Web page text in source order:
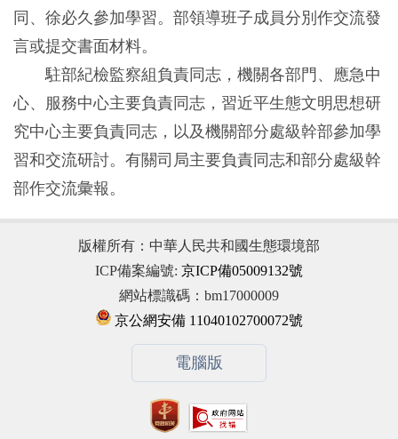
同、徐必久參加學習。部領導班子成員分別作交流發
言或提交書面材料。
駐部紀檢監察組負責同志，機關各部門、應急中
心、服務中心主要負責同志，習近平生態文明思想研
究中心主要負責同志，以及機關部分處級幹部參加學
習和交流研討。有關司局主要負責同志和部分處級幹
部作交流彙報。
版權所有：中華人民共和國生態環境部
ICP備案編號: 京ICP備05009132號
網站標識碼：bm17000009
京公網安備 11040102700072號
電腦版